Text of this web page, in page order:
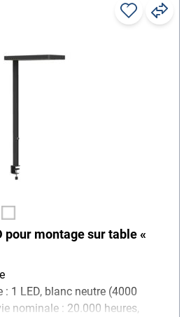
pour montage sur table «
1 LED, blanc neutre (4000
nominale : 20.000 heures,